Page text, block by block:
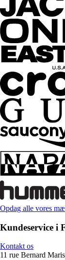
Opdag alle vores
Kundeservice i
Kontakt os
11 rue Bernard Maris